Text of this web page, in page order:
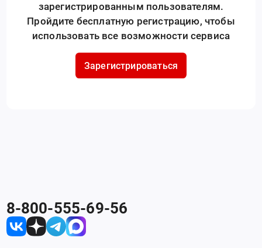
зарегистрированным пользователям.
Пройдите бесплатную регистрацию, чтобы
использовать все возможности сервиса
Зарегистрироваться
8-800-555-69-56